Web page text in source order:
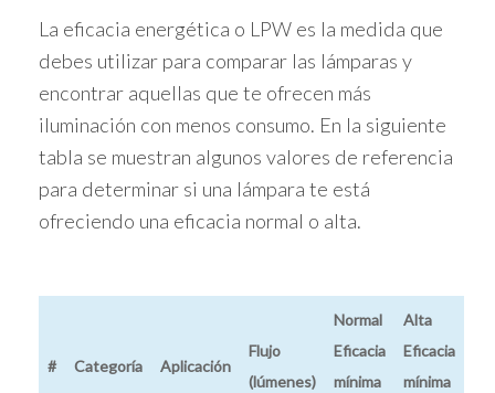
La eficacia energética o LPW es la medida que
debes utilizar para comparar las lámparas y
encontrar aquellas que te ofrecen más
iluminación con menos consumo. En la siguiente
tabla se muestran algunos valores de referencia
para determinar si una lámpara te está
ofreciendo una eficacia normal o alta.
# Categoría Aplicación
Flujo
(lúmenes)
Normal
Eficacia
mínima
Alta
Eficacia
mínima